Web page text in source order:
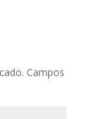
Campos